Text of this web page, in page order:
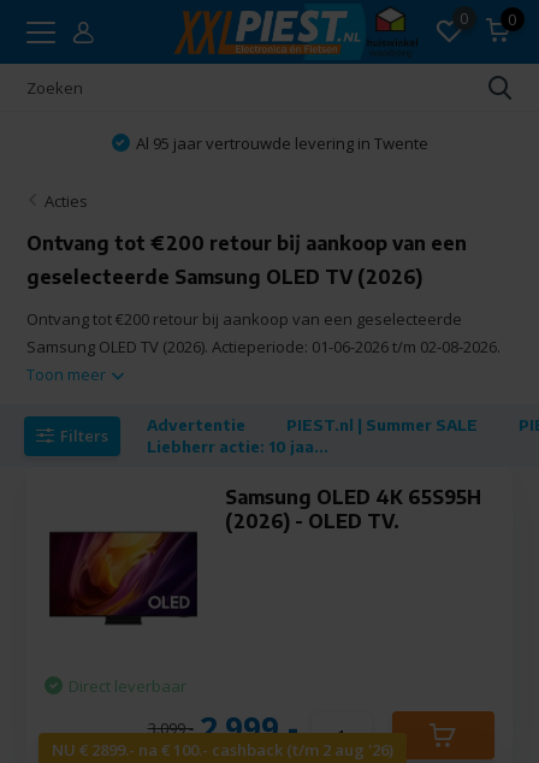
0 0
Al 95 jaar vertrouwde levering in Twente
Acties
Ontvang tot €200 retour bij aankoop van een
geselecteerde Samsung OLED TV (2026)
Ontvang tot €200 retour bij aankoop van een geselecteerde
Samsung OLED TV (2026). Actieperiode: 01-06-2026 t/m 02-08-2026.
Toon meer
Filters Advertentie PIEST.nl | Summer SALE
Liebherr actie: 10 jaa...
NU € 2899.- na € 100.- cashback (t/m 2 aug '26)
Samsung OLED 4K 65S95H
(2026) - OLED TV.
Direct leverbaar
3.099,- 2.999,-